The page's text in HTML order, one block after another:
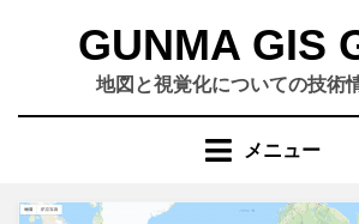
GUNMA GIS
地図と視覚化についての技術
メニュー